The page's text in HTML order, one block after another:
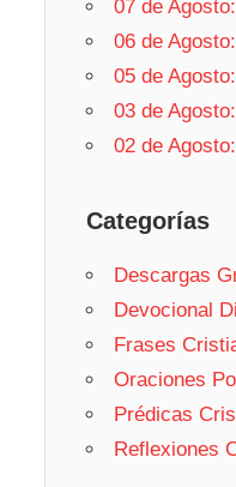
07 de
06 de
05 de
03 de
02 de
Categorías
Descargas
Devocional
Frases
Oraciones
Prédicas
Reflexiones